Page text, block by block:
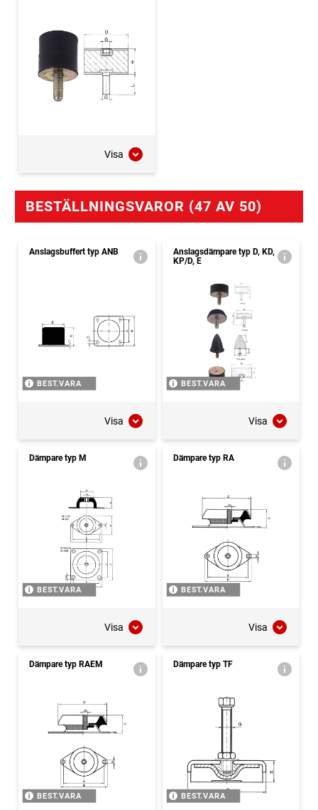
Visa
BESTÄLLNINGSVAROR (47 AV 50)
Anslagsbuffert typ ANB
BEST.VARA
Visa
Anslagsdämpare typ D, KD,
KP/D, E
BEST.VARA
Visa
Dämpare typ M
BEST.VARA
Visa
Dämpare typ RA
BEST.VARA
Visa
Dämpare typ RAEM
BEST.VARA
Dämpare typ TF
BEST.VARA